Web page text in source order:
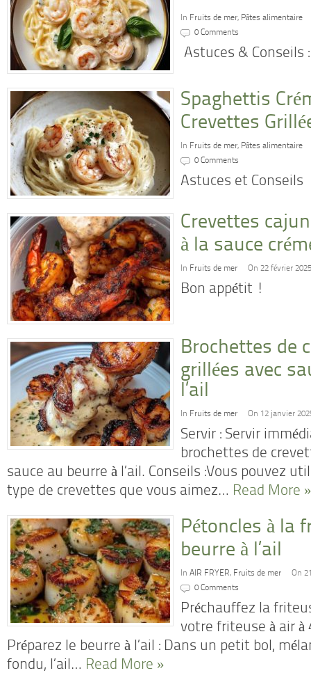
In Fruits de mer, Pâtes alimentaire
0 Comments
Astuces & Conseils
Spaghettis
Crevettes
In Fruits de mer, Pâtes alimentaire
0 Comments
Astuces et Conseils
Crevettes
à la sauce
In Fruits de mer On 22 février 2025
Bon appétit !
Brochettes de
grillées avec
l’ail
In Fruits de mer On 12 janvier
Servir : Servir
brochettes de
sauce au beurre à l’ail. Conseils :Vous pouvez
type de crevettes que vous aimez… Read More »
Pétoncles à la
beurre à l’ail
In AIR FRYER, Fruits de mer
On
0 Comments
Préchauffez la
votre friteuse à air à
Préparez le beurre à l’ail : Dans un petit bol,
fondu, l’ail… Read More »